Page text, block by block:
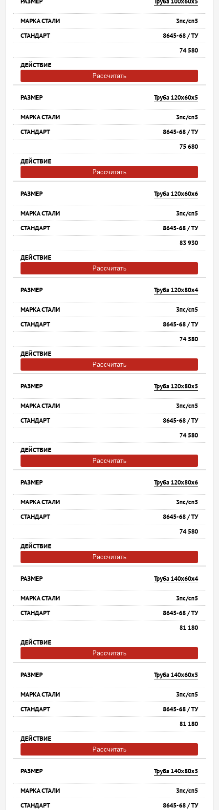
3пс/сп5
8645-68 / ТУ
74 580
Рассчитать
Труба 120х60х5
3пс/сп5
8645-68 / ТУ
75 680
Рассчитать
Труба 120х60х6
3пс/сп5
8645-68 / ТУ
83 930
Рассчитать
Труба 120х80х4
3пс/сп5
8645-68 / ТУ
74 580
Рассчитать
Труба 120х80х5
3пс/сп5
8645-68 / ТУ
74 580
Рассчитать
Труба 120х80х6
3пс/сп5
8645-68 / ТУ
74 580
Рассчитать
Труба 140х60х4
3пс/сп5
8645-68 / ТУ
81 180
Рассчитать
Труба 140х60х5
3пс/сп5
8645-68 / ТУ
81 180
Рассчитать
Труба 140х80х5
3пс/сп5
8645-68 / ТУ